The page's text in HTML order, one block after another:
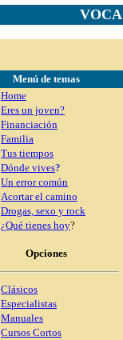
Menú de temas
Home
Eres un joven?
Financiación
Familia
Tus tiempos
Dónde vives?
Un error común
Acortar el camino
Drogas, sexo y rock
¿Qué tienes hoy?
Opciones
Clásicos
Especialistas
Manuales
Cursos Cortos